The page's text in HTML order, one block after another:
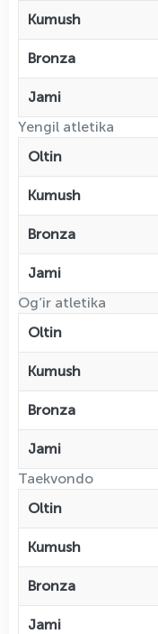
Kumush
Bronza
Jami
Yengil atletika
Oltin
Kumush
Bronza
Jami
Og‘ir atletika
Oltin
Kumush
Bronza
Jami
Taekvondo
Oltin
Kumush
Bronza
Jami